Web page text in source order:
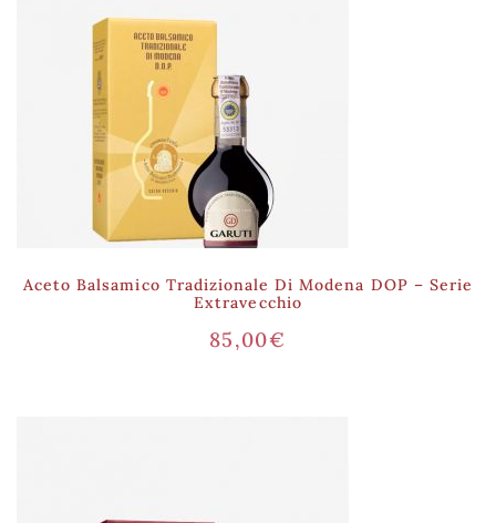
Aceto Balsamico Tradizionale Di Modena DOP – Serie
Extravecchio
85,00€